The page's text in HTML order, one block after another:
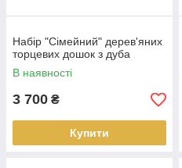
Набір "Сімейний" дерев'яних
торцевих дошок з дуба
В наявності
3 700 ₴
Купити